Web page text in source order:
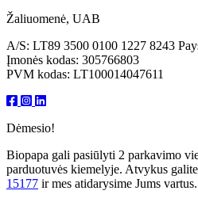
Žaliuomenė, UAB
A/S: LT89 3500 0100 1227 8243
Įmonės kodas: 305766803
PVM kodas: LT100014047611
Dėmesio!
Biopapa gali pasiūlyti 2 parkavimo
parduotuvės kiemelyje. Atvykus
15177 ir mes atidarysime Jums vartus.